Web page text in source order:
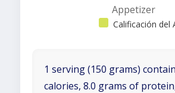
Appetizer
Calificación del
1 serving (150 grams)
calories, 8.0 grams of